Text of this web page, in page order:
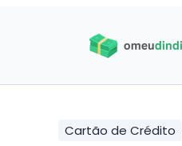
Cartão de Crédito